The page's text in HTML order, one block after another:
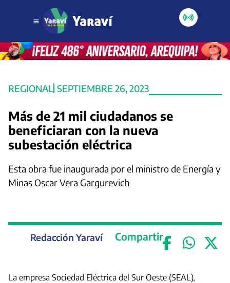
REGIONAL SEPTIEMBRE 26, 2023
Más de 21 mil ciudadanos se
beneficiaran con la nueva
subestación eléctrica
Esta obra fue inaugurada por el ministro de Energía y
Minas Oscar Vera Gargurevich
Redacción Yaraví Compartir
La empresa Sociedad Eléctrica del Sur Oeste (SEAL),